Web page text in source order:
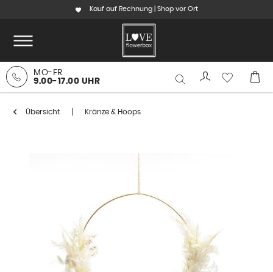
Kauf auf Rechnung | Shop vor Ort
MO-FR
9.00-17.00 UHR
Übersicht Kränze & Hoops